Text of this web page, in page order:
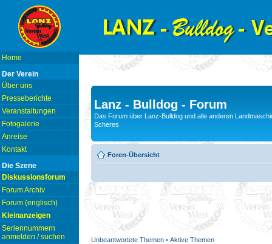
Home
Der Verein
Über uns
Presseberichte
Veranstaltungen
Fotogalerie
Anreise
Kontakt
Die Szene
Diskussionsforum
Forum Archiv
Forum (englisch)
Kleinanzeigen
Seriennummern
anmelden / suchen
Lanz - Bulldog - Forum
Das Forum über Lanz-Bulldog und alle anderen
Scheres
Foren-Übersicht
Unbeantwortete Themen • Aktive Themen